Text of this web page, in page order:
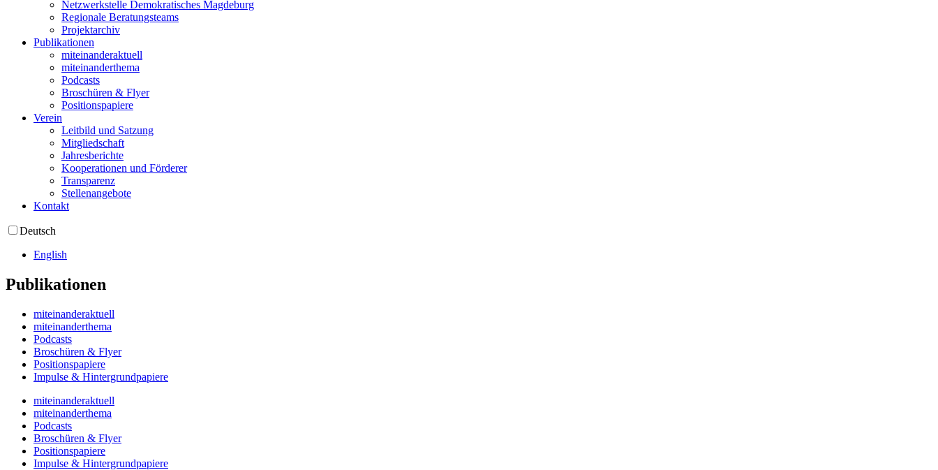
Netzwerkstelle Demokratisches Magdeburg
Regionale Beratungsteams
Projektarchiv
Publikationen
miteinanderaktuell
miteinanderthema
Podcasts
Broschüren & Flyer
Positionspapiere
Verein
Leitbild und Satzung
Mitgliedschaft
Jahresberichte
Kooperationen und Förderer
Transparenz
Stellenangebote
Kontakt
Deutsch
English
Publikationen
miteinanderaktuell
miteinanderthema
Podcasts
Broschüren & Flyer
Positionspapiere
Impulse & Hintergrundpapiere
miteinanderaktuell
miteinanderthema
Podcasts
Broschüren & Flyer
Positionspapiere
Impulse & Hintergrundpapiere